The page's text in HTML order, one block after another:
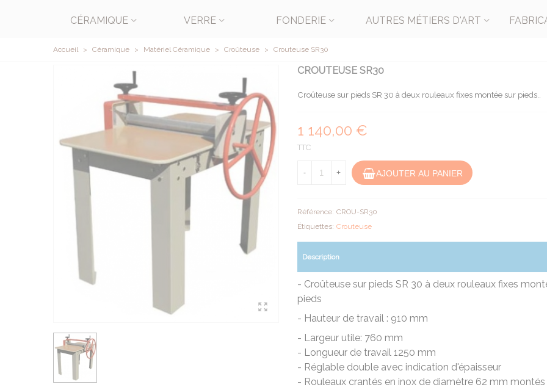
CÉRAMIQUE VERRE FONDERIE AUTRES MÉTIERS D'ART
Accueil > Céramique > Matériel Céramique > Croûteuse > Crouteuse SR30
CROUTEUSE SR30
Croûteuse sur pieds SR 30 à deux rouleaux fixes montée sur pieds..
1 140,00 €
TTC
- + AJOUTER AU PANIER
Référence: CROU-SR30
Étiquettes: Crouteuse
Description
- Croûteuse sur pieds SR 30 à deux rouleaux fixes
pieds
- Hauteur de travail : 910 mm
- Largeur utile: 760 mm
- Longueur de travail 1250 mm
- Réglable double avec indication d'épaisseur
- Rouleaux crantés en inox de diamètre 62 mm montés